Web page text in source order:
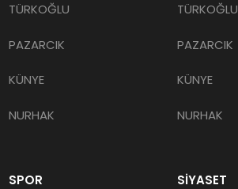
TÜRKOĞLU
PAZARCIK
KÜNYE
NURHAK
TÜRKOĞLU
PAZARCIK
KÜNYE
NURHAK
SPOR SİYASET